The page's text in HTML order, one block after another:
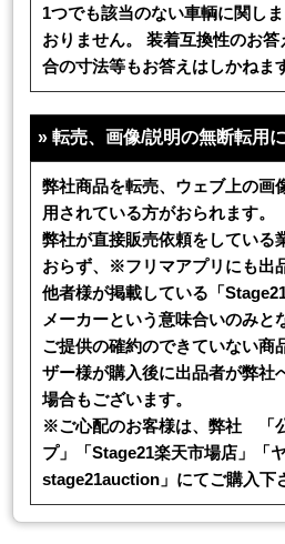
1つでも該当のない車輌に関し
おりません。 装着互換性のお
合の寸法等もお答えはしかねま
»転売、画像/説明の無断転用
弊社商品を転売、ウェブ上の画
用されている方がおられます。
弊社が直接販売依頼をしている
おらず、※フリマアプリにも出
他者様が掲載している「
メーカーという意味合いのみと
ご提供の確約のできていない商
ザー様が購入後に出品者が弊社
場合もございます。
※ご心配のお客様は、弊社 「
プ」「Stage21楽天市場店」「
stage21auction」にてご購入下